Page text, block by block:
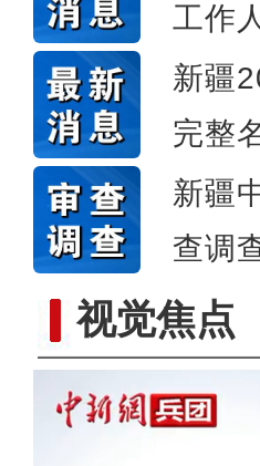
工作
新疆
完整
新疆
查调
视觉焦点
【与你